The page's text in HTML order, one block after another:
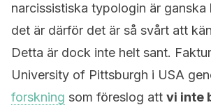
narcissistiska typologin är
det är därför det är så svårt att
Detta är dock inte helt sant.
University of Pittsburgh i USA
forskning som föreslog att vi inte